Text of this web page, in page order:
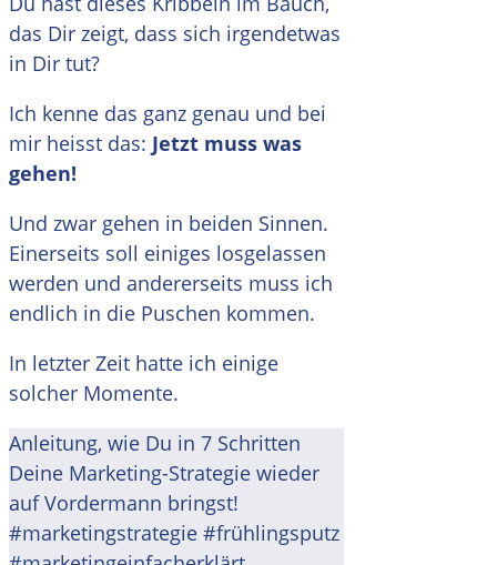
das Dir zeigt, dass sich irgendetwas
in Dir tut?
Ich kenne das ganz genau und bei
mir heisst das: Jetzt muss was
gehen!
Und zwar gehen in beiden Sinnen.
Einerseits soll einiges losgelassen
werden und andererseits muss ich
endlich in die Puschen kommen.
In letzter Zeit hatte ich einige
solcher Momente.
Anleitung, wie Du in 7 Schritten
Deine Marketing-Strategie wieder
auf Vordermann bringst!
#marketingstrategie #frühlingsputz